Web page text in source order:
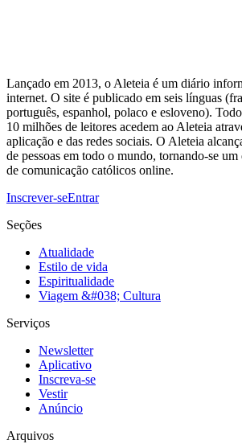
Lançado em 2013, o Aleteia é um diário
internet. O site é publicado em seis línguas
português, espanhol, polaco e esloveno).
10 milhões de leitores acedem ao Aleteia
aplicação e das redes sociais. O Aleteia
de pessoas em todo o mundo, tornando-se
de comunicação católicos online.
Inscrever-seEntrar
Seções
Atualidade
Estilo de vida
Espiritualidade
Viagem &#038; Cultura
Serviços
Newsletter
Aplicativo
Inscreva-se
Vestir
Anúncio
Arquivos